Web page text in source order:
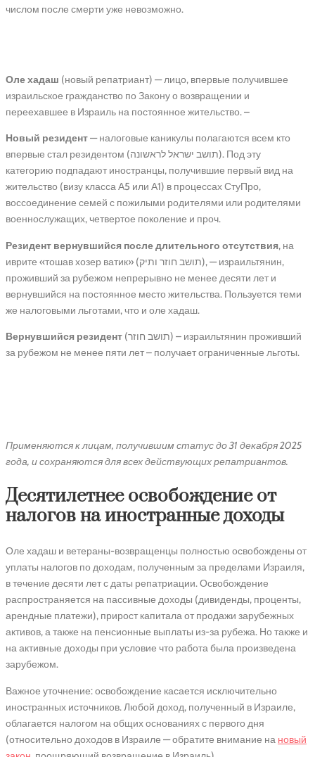
числом после смерти уже невозможно.
Оле хадаш (новый репатриант) — лицо, впервые получившее
израильское гражданство по Закону о возвращении и
переехавшее в Израиль на постоянное жительство. –
Новый резидент— налоговые каникулы полагаются всем кто
впервые стал резидентом (תושב ישראל לראשונה). Под эту
категорию подпадают иностранцы, получившие первый вид на
жительство (визу класса А5 или А1) в процессах СтуПро,
воссоединение семей с пожилыми родителями или родителями
военнослужащих, четвертое поколение и проч.
Резидент вернувшийся после длительного отсутствия, на
иврите «тошав хозер ватик» (תושב חוזר ותיק), — израильтянин,
проживший за рубежом непрерывно не менее десяти лет и
вернувшийся на постоянное место жительства. Пользуется теми
же налоговыми льготами, что и оле хадаш.
Вернувшийся резидент (תושב חוזר) – израильтянин проживший
за рубежом не менее пяти лет – получает ограниченные льготы.
Применяются к лицам, получившим статус до 31 декабря 2025
года, и сохраняются для всех действующих репатриантов.
Десятилетнее освобождение от
налогов на иностранные доходы
Оле хадаш и ветераны-возвращенцы полностью освобождены от
уплаты налогов по доходам, полученным за пределами Израиля,
в течение десяти лет с даты репатриации. Освобождение
распространяется на пассивные доходы (дивиденды, проценты,
арендные платежи), прирост капитала от продажи зарубежных
активов, а также на пенсионные выплаты из-за рубежа. Но также и
на активные доходы при условие что работа была произведена
зарубежом.
Важное уточнение: освобождение касается исключительно
иностранных источников. Любой доход, полученный в Израиле,
облагается налогом на общих основаниях с первого дня
(относительно доходов в Израиле — обратите внимание на новый